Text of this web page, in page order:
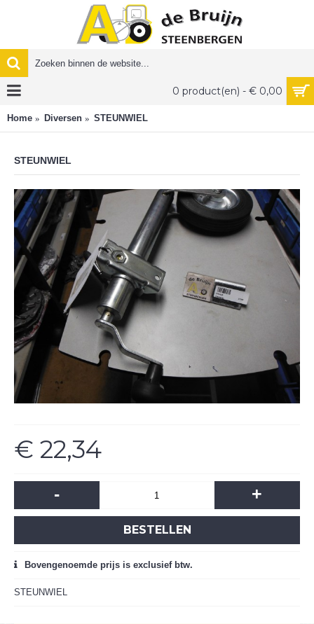
0 product(en) - € 0,00
Home Diversen STEUNWIEL
STEUNWIEL
€ 22,34
- +
BESTELLEN
Bovengenoemde prijs is exclusief btw.
STEUNWIEL